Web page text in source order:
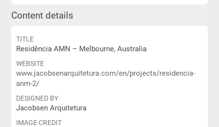
Content details
TITLE
Residência AMN – Melbourne, Australia
WEBSITE
www.jacobsenarquitetura.com/en/projects/residencia-
anm-2/
DESIGNED BY
Jacobsen Arquitetura
IMAGE CREDIT